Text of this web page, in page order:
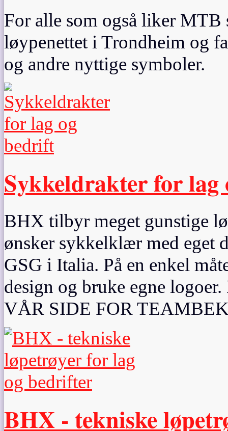
For alle som også liker
løypenettet i Trondheim og
og andre nyttige symboler.
Sykkeldrakter for lag
BHX tilbyr meget gunstige
ønsker sykkelklær med eget
GSG i Italia. På en enkel
design og bruke egne
VÅR SIDE FOR
BHX - tekniske